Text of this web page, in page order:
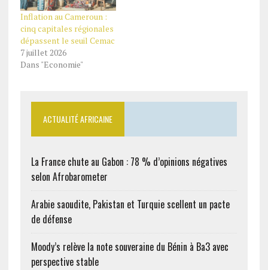
Inflation au Cameroun :
cinq capitales régionales
dépassent le seuil Cemac
7 juillet 2026
Dans "Economie"
ACTUALITÉ AFRICAINE
La France chute au Gabon : 78 % d’opinions négatives
selon Afrobarometer
Arabie saoudite, Pakistan et Turquie scellent un pacte
de défense
Moody’s relève la note souveraine du Bénin à Ba3 avec
perspective stable